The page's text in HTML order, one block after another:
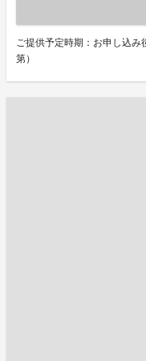
ご提供予定時期：お申し込み
第）